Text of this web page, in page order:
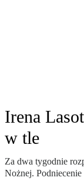
Irena
w tle
Za dwa tygodnie
Nożnej.